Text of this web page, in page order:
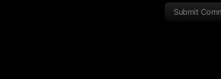
Submit